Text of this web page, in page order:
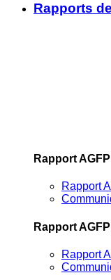
Rapports
Rapport
Rapport
Rapport
Rapport